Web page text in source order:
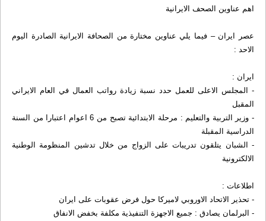
اهم عناوين الصحف الايرانية
عصر ايران – فيما يلي عناوين مختارة من الصحافة الايرانية الصادرة اليوم
الاحد :
ايران :
- المجلس الاعلى للعمل حدد نسبة زيادة رواتب العمال في العام الايراني
المقبل
- وزير التربية والتعليم : مرحلة الابتدائية تصبح من 6 اعوام اعتبارا من السنة
الدراسية المقبلة
- الشبان يتلقون تدريبات على الزواج من خلال تدشين المنظومة الوطنية
الالكترونية
اطلاعات :
- تحذير الاتحاد الاوروبي لاميركا حول فرض عقوبات على ايران
- البرلمان يصادق : جميع الاجهزة التنفيذية مكلفة بخفض الانفاق